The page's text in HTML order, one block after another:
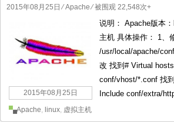
2015年08月25日 ⁄Apache⁄ 被围观 22,548次+
2015年08月25日
说明： Apache版本
主机 具体操作： 1、
/usr/local/apache/
改 找到# Virtual
conf/vhost/*.conf 找
Include conf/extra/
Apache, linux, 虚拟主机